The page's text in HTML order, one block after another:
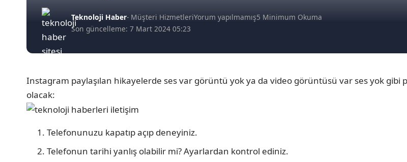
Son güncelleme: 7 Mart 2024 05:23
Teknoloji Haber- Müşteri HizmetleriYorum yapılmamış5 Minimum Okuma
Instagram paylaşılan hikayelerde ses var görüntü yok ya da video görüntüsü var ses yok gibi
olacak:
Telefonunuzu kapatıp açıp deneyiniz.
Telefonun tarihi yanlış olabilir mi? Ayarlardan kontrol ediniz.